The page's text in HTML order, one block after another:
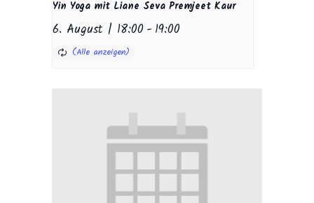
Yin Yoga mit Liane Seva Premjeet Kaur
6. August | 18:00 -19:00